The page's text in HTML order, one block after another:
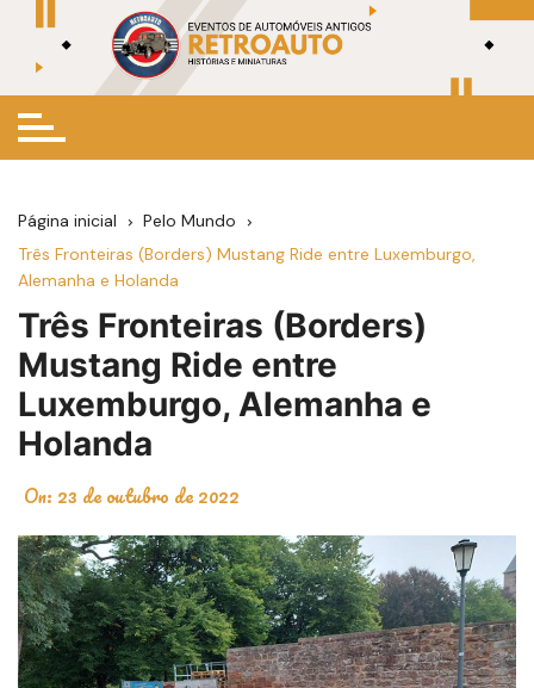
conteúdo
Página inicial
Pelo Mundo
Três Fronteiras (Borders) Mustang Ride entre Luxemburgo,
Alemanha e Holanda
Três Fronteiras (Borders)
Mustang Ride entre
Luxemburgo, Alemanha e
Holanda
On: 23 de outubro de 2022